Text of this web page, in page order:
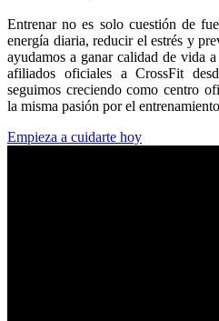
Entrenar no es solo cuestión de
energía diaria, reducir el estrés y
ayudamos a ganar calidad de vida
afiliados oficiales a CrossFit
seguimos creciendo como centro
la misma pasión por el
Empieza a cuidarte hoy